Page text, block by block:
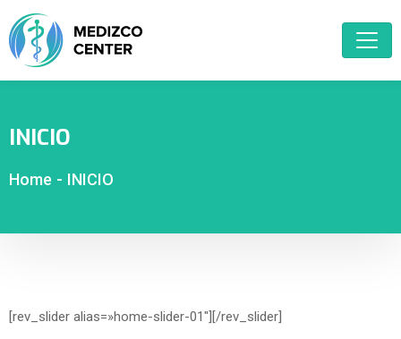
INICIO
Home - INICIO
[rev_slider alias=»home-slider-01″][/rev_slider]